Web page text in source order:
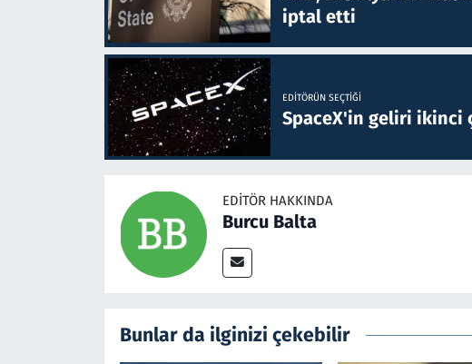
iptal etti
EDITÖRÜN SEÇTIĞI
SpaceX'in geliri ikinci
EDITÖR HAKKINDA
Burcu Balta
Bunlar da ilginizi çekebilir